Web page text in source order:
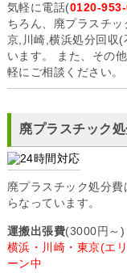
気軽に電話(0120-
ちろん、廃プラスチ
京,川崎,横浜処分回収
います。 また、その
軽にご相談ください。
廃プラスチック
廃プラスチック処分
らなっています。
運搬出張費(3000円
横浜・川崎・東京(エ
ーン中